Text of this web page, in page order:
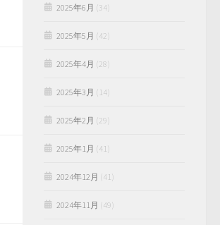
2025年6月 (34)
2025年5月 (42)
2025年4月 (28)
2025年3月 (14)
2025年2月 (29)
2025年1月 (41)
2024年12月 (41)
2024年11月 (49)